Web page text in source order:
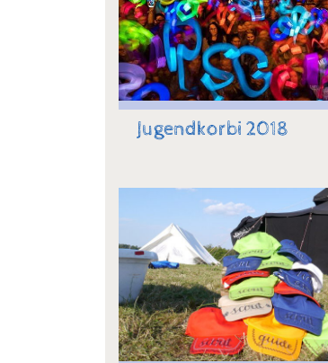
Jugendkorbi 2018